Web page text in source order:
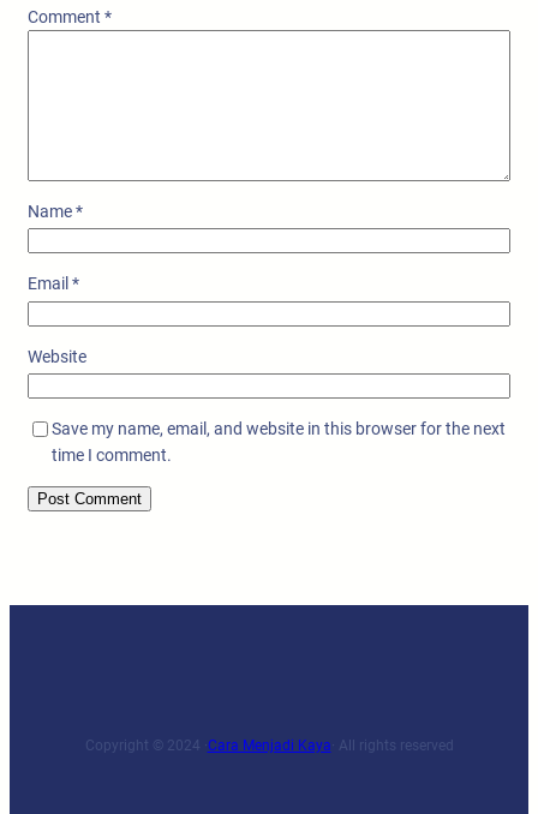
Comment *
Name*
Email *
Website
Save my name, email, and website in this browser for the next
time I comment.
Copyright © 2024 ·Cara Menjadi Kaya· All rights reserved